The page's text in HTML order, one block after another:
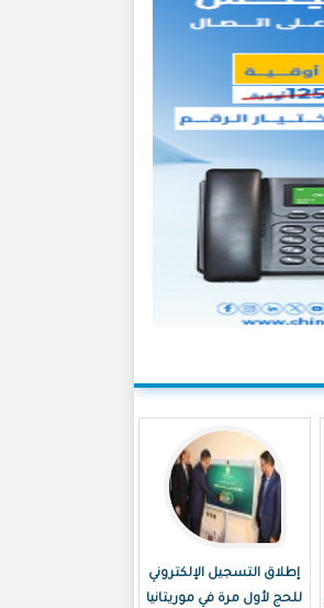
إطلاق التسجيل الإلكتروني
للحج لأول مرة في موريتانيا